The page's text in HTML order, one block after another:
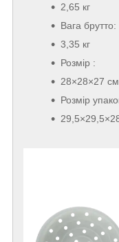
2,65 кг
Вага брутто:
3,35 кг
Розмір :
28×28×27 см
Розмір